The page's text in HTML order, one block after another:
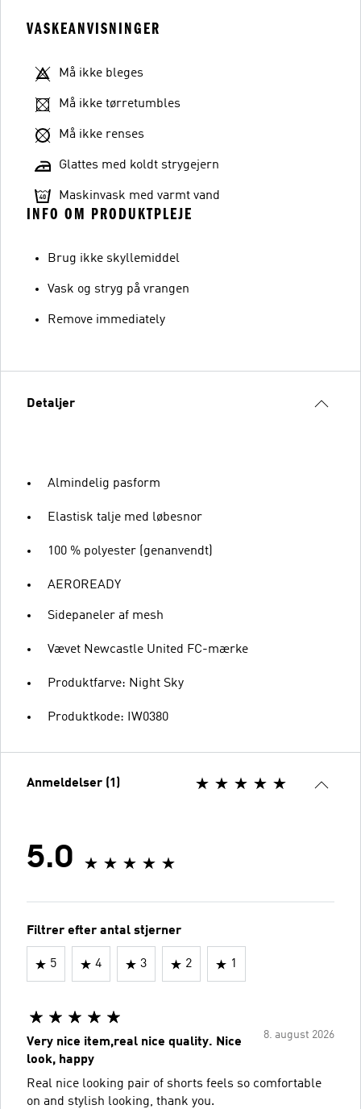
VASKEANVISNINGER
Må ikke bleges
Må ikke tørretumbles
Må ikke renses
Glattes med koldt strygejern
Maskinvask med varmt vand
INFO OM PRODUKTPLEJE
Brug ikke skyllemiddel
Vask og stryg på vrangen
Remove immediately
Detaljer
Almindelig pasform
Elastisk talje med løbesnor
100 % polyester (genanvendt)
AEROREADY
Sidepaneler af mesh
Vævet Newcastle United FC-mærke
Produktfarve: Night Sky
Produktkode: IW0380
Anmeldelser (1)
5.0
Filtrer efter antal stjerner
5 4 3 2 1
8. august 2026
Very nice item,real nice quality. Nice
look, happy
Real nice looking pair of shorts feels so comfortable
on and stylish looking, thank you.